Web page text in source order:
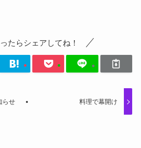
たらシェアしてね！
らせ 料理で幕開け